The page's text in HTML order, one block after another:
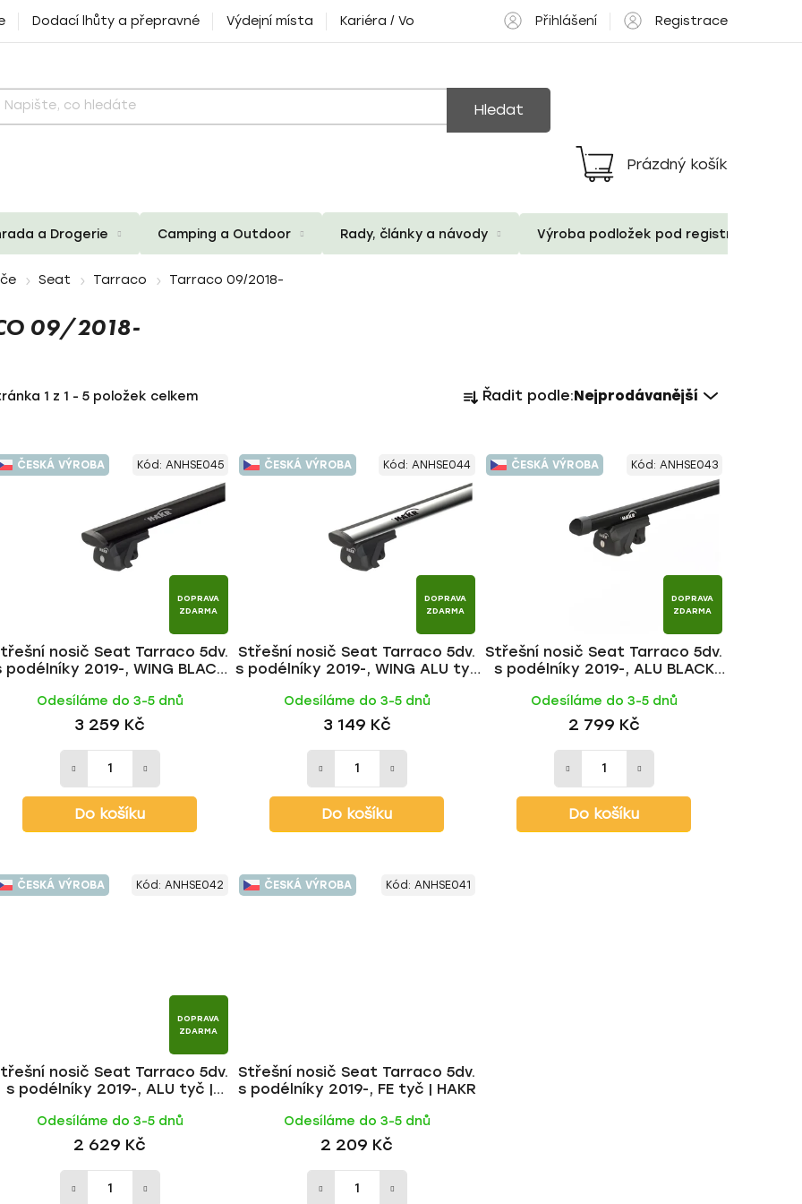
Dodací lhůty a přepravné Výdejní místa Kariéra / Volné pozice Přihlášení Registrace
Hledat
Nákupní
košík
Prázdný košík
a Drogerie Camping a Outdoor Rady, články a návody Výroba podložek pod registrační
Seat Tarraco Tarraco 09/2018-
09/2018-
1 z 1 - 5 položek celkem
a
n
í
o
d
u
k
t
ů
Řadit podle:Nejprodávanější
ČESKÁ VÝROBA
DOPRAVA
ZDARMA
nosič Seat Tarraco 5dv.
podélníky 2019-, WING BLACK
Odesíláme do 3-5 dnů
3 259 Kč
Do košíku
Kód: ANHSE045 ČESKÁ VÝROBA
DOPRAVA
ZDARMA
Střešní nosič Seat Tarraco 5dv.
s podélníky 2019-, WING ALU tyč
Odesíláme do 3-5 dnů
3 149 Kč
Do košíku
Kód: ANHSE044 ČESKÁ VÝROBA
DOPRAVA
ZDARMA
Střešní nosič Seat Tarraco 5dv.
s podélníky 2019-, ALU BLACK
Odesíláme do 3-5 dnů
2 799 Kč
Do košíku
Kód: ANHSE043
ČESKÁ VÝROBA
DOPRAVA
ZDARMA
nosič Seat Tarraco 5dv.
s podélníky 2019-, ALU tyč |
Odesíláme do 3-5 dnů
2 629 Kč
Kód: ANHSE042 ČESKÁ VÝROBA
Střešní nosič Seat Tarraco 5dv.
s podélníky 2019-, FE tyč | HAKR
Odesíláme do 3-5 dnů
2 209 Kč
Kód: ANHSE041